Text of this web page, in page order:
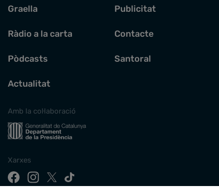
Graella
Ràdio a la carta
Pòdcasts
Actualitat
Publicitat
Contacte
Santoral
Amb la col·laboració
Xarxes